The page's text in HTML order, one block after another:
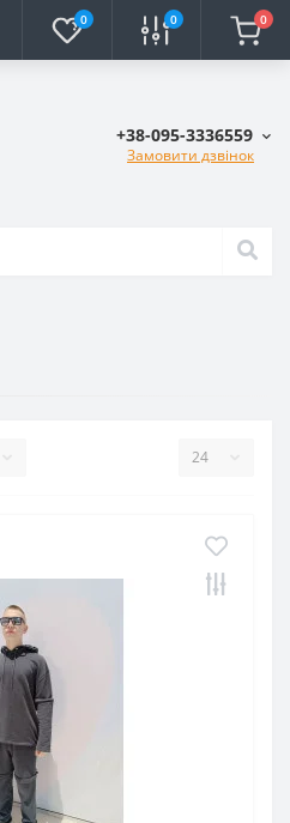
0 0 0
+38-095-3336559
Замовити дзвінок